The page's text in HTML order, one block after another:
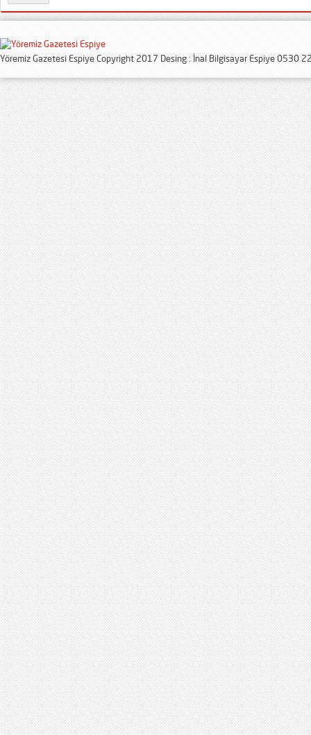
Yöremiz Gazetesi Espiye Copyright 2017 Desing : İnal Bilgisayar Espiye 0530